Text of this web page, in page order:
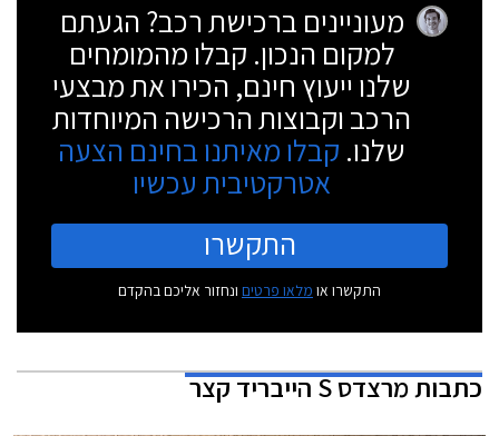
מעוניינים ברכישת רכב? הגעתם
למקום הנכון. קבלו מהמומחים
שלנו ייעוץ חינם, הכירו את מבצעי
הרכב וקבוצות הרכישה המיוחדות
שלנו. קבלו מאיתנו בחינם הצעה
אטרקטיבית עכשיו
התקשרו
התקשרו או מלאו פרטים ונחזור אליכם בהקדם
כתבותמרצדס S הייבריד קצר